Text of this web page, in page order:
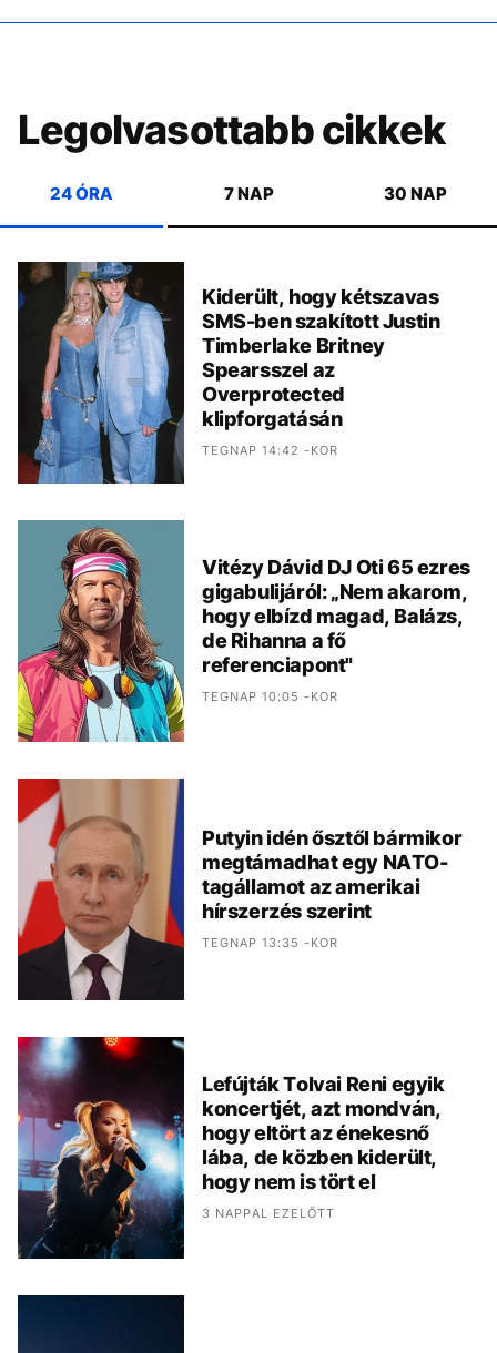
Legolvasottabb cikkek
24 ÓRA 7 NAP 30 NAP
Kiderült, hogy kétszavas
SMS-ben szakított Justin
Timberlake Britney
Spearsszel az
Overprotected
klipforgatásán
TEGNAP 14:42 -KOR
Vitézy Dávid DJ Oti 65 ezres
gigabulijáról: „Nem akarom,
hogy elbízd magad, Balázs,
de Rihanna a fő
referenciapont"
TEGNAP 10:05 -KOR
Putyin idén ősztől bármikor
megtámadhat egy NATO-
tagállamot az amerikai
hírszerzés szerint
TEGNAP 13:35 -KOR
Lefújták Tolvai Reni egyik
koncertjét, azt mondván,
hogy eltört az énekesnő
lába, de közben kiderült,
hogy nem is tört el
3 NAPPAL EZELŐTT